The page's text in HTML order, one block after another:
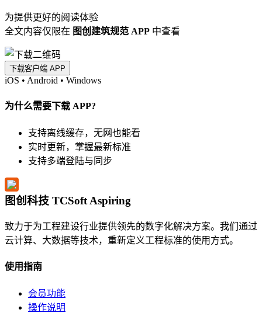
为提供更好的阅读体验
全文内容仅限在 图创建筑规范 APP 中查看
下载客户端 APP
iOS • Android • Windows
为什么需要下载 APP?
支持离线缓存，无网也能看
实时更新，掌握最新标准
支持多端登陆与同步
图创科技 TCSoft Aspiring
致力于为工程建设行业提供领先的数字化解决方案。我们通过
云计算、大数据等技术，重新定义工程标准的使用方式。
使用指南
会员功能
操作说明